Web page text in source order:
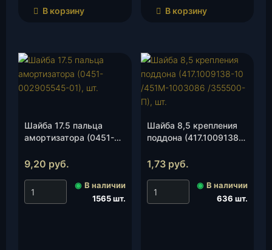
В корзину В корзину
Шайба 17.5 пальца
амортизатора (0451-
9,20 руб.
◉ В наличии
1565 шт.
Шайба 8,5 крепления
поддона (417.1009138-
/355500-П), шт.
1,73 руб.
◉ В наличии
636 шт.